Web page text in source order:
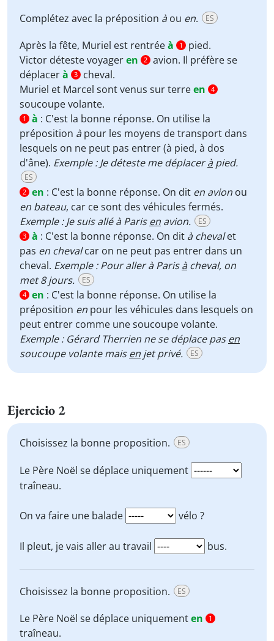
Complétez avec la préposition àou en. ES
Après la fête, Muriel est rentréeà 1
pied.
Victor déteste voyageren 2 avion. Il préfère se
déplacerà 3
cheval.
Muriel et Marcel sont venus sur terreen 4
soucoupe volante.
1 à : C'est la bonne réponse. On utilise la
préposition àpour les moyens de transport dans
lesquels on ne peut pas entrer (à pied, à dos
d'âne). Exemple : Je déteste me déplaceràpied.
ES
2 en : C'est la bonne réponse. On dit en avion ou
en bateau, car ce sont des véhicules fermés.
Exemple : Je suis allé à Parisen avion. ES
3 à : C'est la bonne réponse. On dit à chevalet
pas en chevalcar on ne peut pas entrer dans un
cheval. Exemple : Pour aller à Parisàcheval, on
met 8 jours.
ES
4 en : C'est la bonne réponse. On utilise la
préposition en pour les véhicules dans lesquels on
peut entrer comme une soucoupe volante.
Exemple : Gérard Therrien ne se déplace pasen
soucoupe volante maisen jet privé. ES
Ejercicio 2
Choisissez la bonne proposition. ES
Le Père Noël se déplace uniquement
traîneau.
On va faire une balade vélo ?
Il pleut, je vais aller au travail bus.
Choisissez la bonne proposition. ES
Le Père Noël se déplace uniquementen 1
traîneau.